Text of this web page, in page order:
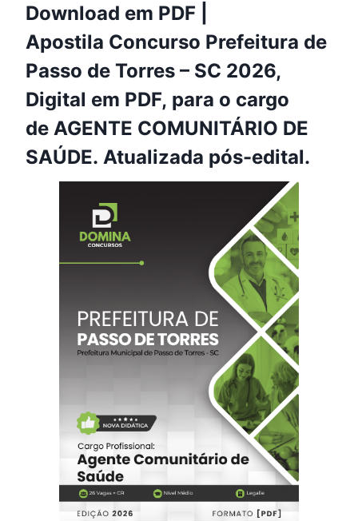
Download em PDF |
Apostila Concurso Prefeitura de
Passo de Torres – SC 2026,
Digital em PDF, para o cargo
de AGENTE COMUNITÁRIO DE
SAÚDE. Atualizada pós-edital.